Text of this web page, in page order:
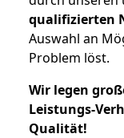
qualifizierten
Auswahl an
Problem löst.
Wir legen
Leistungs-
Qualität!